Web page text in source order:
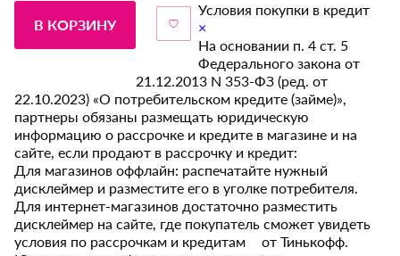
В КОРЗИНУ
Условия покупки в кредит
×
На основании п. 4 ст. 5
Федерального закона от
21.12.2013 N 353-ФЗ (ред. от
22.10.2023) «О потребительском кредите (займе)»,
партнеры обязаны размещать юридическую
информацию о рассрочке и кредите в магазине и на
сайте, если продают в рассрочку и кредит:
Для магазинов оффлайн: распечатайте нужный
дисклеймер и разместите его в уголке потребителя.
Для интернет-магазинов достаточно разместить
дисклеймер на сайте, где покупатель сможет увидеть
условия по рассрочкам и кредитам от Тинькофф.